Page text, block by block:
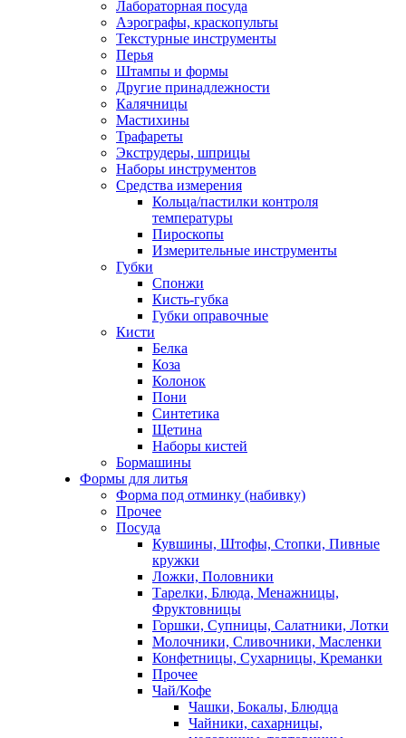
Лабораторная посуда
Аэрографы, краскопульты
Текстурные инструменты
Перья
Штампы и формы
Другие принадлежности
Калячницы
Мастихины
Трафареты
Экструдеры, шприцы
Наборы инструментов
Средства измерения
Кольца/пастилки контроля
температуры
Пироскопы
Измерительные инструменты
Губки
Спонжи
Кисть-губка
Губки оправочные
Кисти
Белка
Коза
Колонок
Пони
Синтетика
Щетина
Наборы кистей
Бормашины
Формы для литья
Форма под отминку (набивку)
Прочее
Посуда
Кувшины, Штофы, Стопки, Пивные
кружки
Ложки, Половники
Тарелки, Блюда, Менажницы,
Фруктовницы
Горшки, Супницы, Салатники, Лотки
Молочники, Сливочники, Масленки
Конфетницы, Сухарницы, Креманки
Прочее
Чай/Кофе
Чашки, Бокалы, Блюдца
Чайники, сахарницы,